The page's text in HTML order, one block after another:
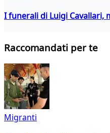
I funerali di Luigi Cavallari,
Raccomandati per te
Migranti